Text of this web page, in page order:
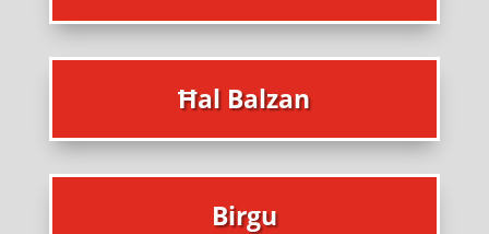
Ħal Balzan
Birgu